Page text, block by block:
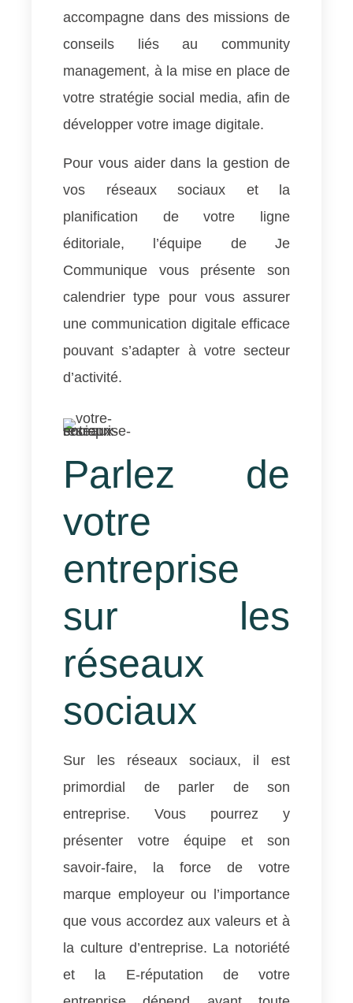
accompagne dans des missions de
conseils liés au community
management, à la mise en place de
votre stratégie social media, afin de
développer votre image digitale.
Pour vous aider dans la gestion de
vos réseaux sociaux et la
planification de votre ligne
éditoriale, l’équipe de Je
Communique vous présente son
calendrier type pour vous assurer
une communication digitale efficace
pouvant s’adapter à votre secteur
d’activité.
Parlez de
votre
entreprise
sur les
réseaux
sociaux​
Sur les réseaux sociaux, il est
primordial de parler de son
entreprise. Vous pourrez y
présenter votre équipe et son
savoir-faire, la force de votre
marque employeur ou l’importance
que vous accordez aux valeurs et à
la culture d’entreprise. La notoriété
et la E-réputation de votre